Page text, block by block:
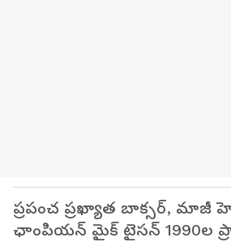
ప్రపంచ ప్రఖ్యాత బాక్సర్, మాజీ
ఛాంపియన్ మైక్ టైసన్ 1990ల